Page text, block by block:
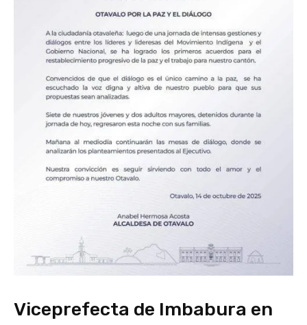
Viceprefecta de Imbabura en